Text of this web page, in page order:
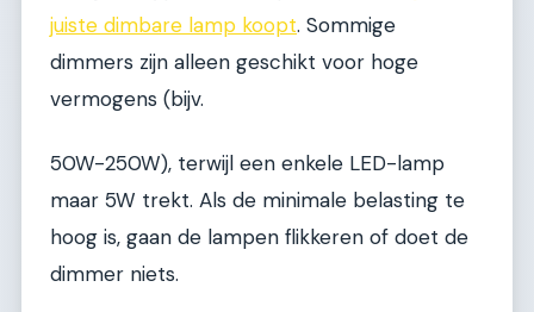
juiste dimbare lamp koopt. Sommige
dimmers zijn alleen geschikt voor hoge
vermogens (bijv.
50W-250W), terwijl een enkele LED-lamp
maar 5W trekt. Als de minimale belasting te
hoog is, gaan de lampen flikkeren of doet de
dimmer niets.